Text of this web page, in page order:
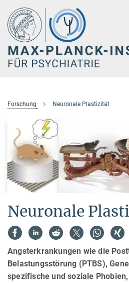
Hauptinhalt
Forschung Neuronale Plastizität
Neuronale
Angsterkrankungen wie die
Belastungsstörung (PTBS),
spezifische und soziale